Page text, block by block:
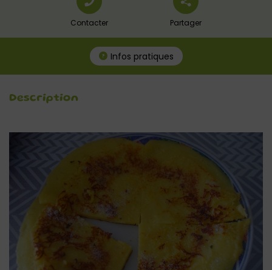
Contacter Partager
Infos pratiques
Description